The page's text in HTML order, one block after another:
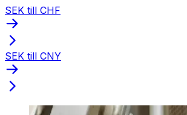
SEK till CHF
SEK till CNY